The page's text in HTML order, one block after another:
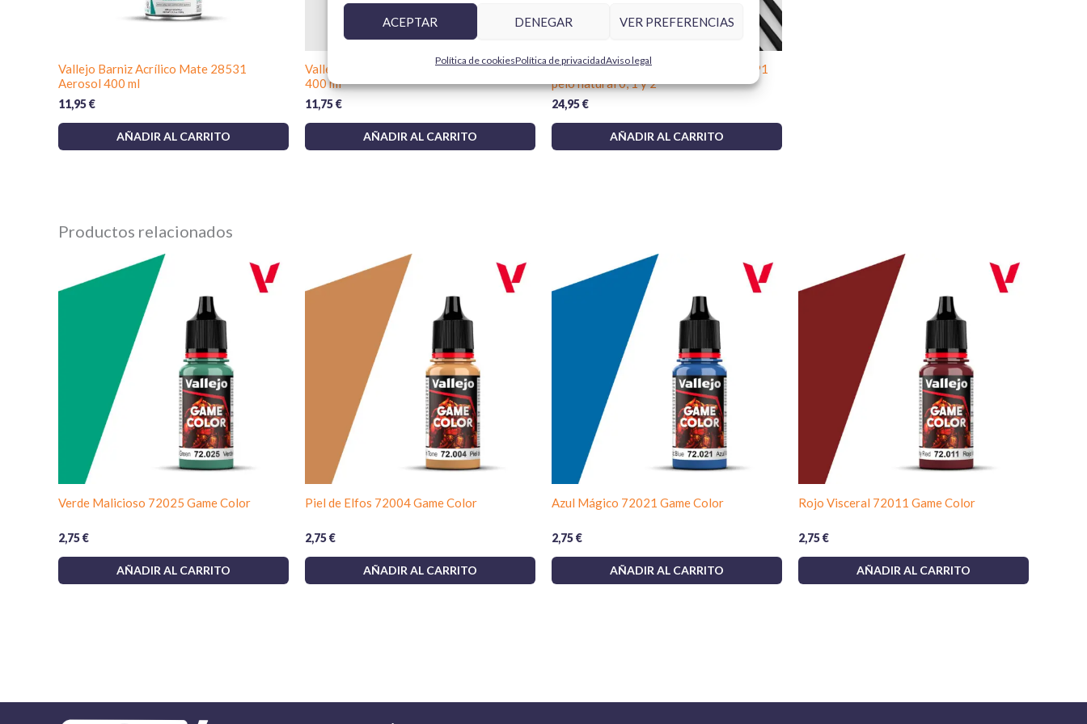
ACEPTAR DENEGAR VER PREFERENCIAS
Política de cookiesPolítica de privacidadAviso legal
tus maquetas, miniaturas y creaciones cobren vida con la calidad inigualable de Tamiya!
: enviamos en las próximas24 horas laborables
esté en stock.
Para más información y otras localizaciones consulta las
Vallejo Barniz Acrílico Mate 28531
Aerosol 400 ml
11,95€
AÑADIR AL CARRITO
Vallejo Imprimación Gris 28011 Aerosol
400 ml
11,75€
AÑADIR AL CARRITO
Vallejo Design Set Pro Modeler B01991
pelo natural 0, 1 y 2
24,95€
AÑADIR AL CARRITO
Productos relacionados
Verde Malicioso 72025 Game Color
2,75€
AÑADIR AL CARRITO
Piel de Elfos 72004 Game Color
2,75€
AÑADIR AL CARRITO
Azul Mágico 72021 Game Color
2,75€
AÑADIR AL CARRITO
Rojo Visceral 72011 Game Color
2,75€
AÑADIR AL CARRITO